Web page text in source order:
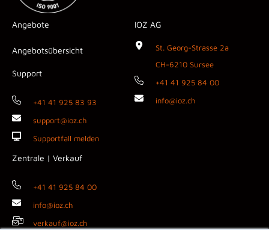
Angebote
Angebotsübersicht
Support
+41 41 925 83 93
support@ioz.ch
Supportfall melden
Zentrale | Verkauf
+41 41 925 84 00
info@ioz.ch
verkauf@ioz.ch
IOZ AG
St. Georg-Strasse 2a
CH-6210 Sursee
+41 41 925 84 00
info@ioz.ch